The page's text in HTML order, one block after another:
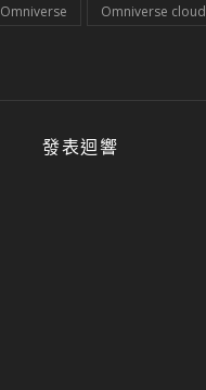
Omniverse Omniverse cloud
發表迴響